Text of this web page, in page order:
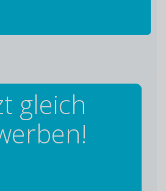
gleich